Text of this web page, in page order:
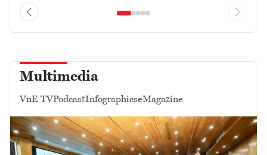
Multimedia
VnE TVPodcastInfographicseMagazine